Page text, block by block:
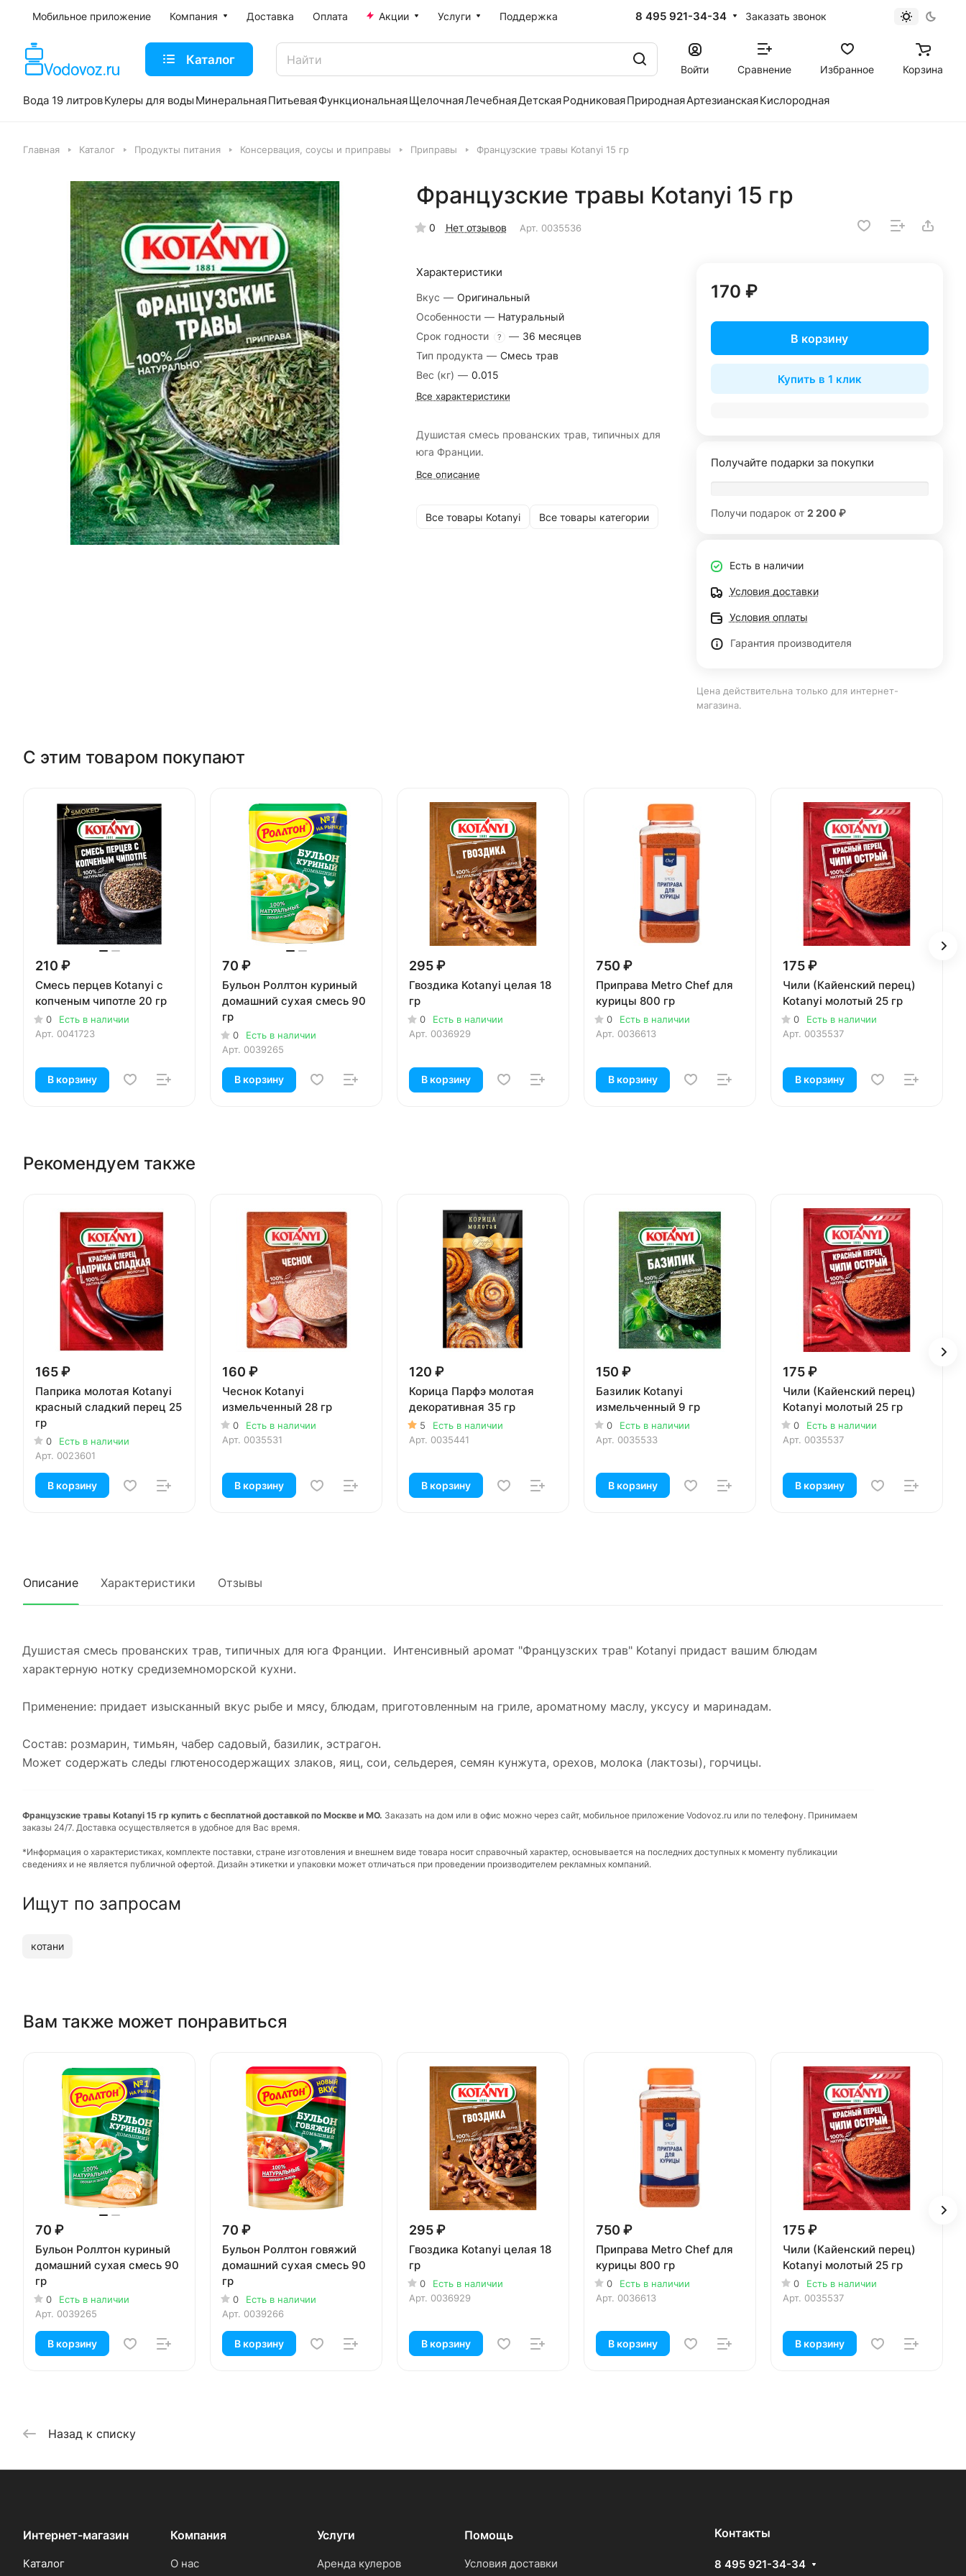
Мобильное приложение Компания Доставка Оплата Акции Услуги Поддержка 8 495 921-34-34 Заказать звонок
Каталог
Войти Сравнение Избранное Корзина
Вода 19 литровКулеры для воды МинеральнаяПитьеваяФункциональнаяЩелочнаяЛечебнаяДетскаяРодниковаяПрироднаяАртезианскаяКислородная
Главная Каталог Продукты питания Консервация, соусы и приправы Приправы Французские травы Kotanyi 15 гр
Французские травы Kotanyi 15 гр
0 Нет отзывов Арт. 0035536
Характеристики
Вкус — Оригинальный
Особенности — Натуральный
Срок годности
? — 36 месяцев
Тип продукта — Смесь трав
Вес (кг) — 0.015
Все характеристики
Душистая смесь прованских трав, типичных для
юга Франции.
Все описание
Все товары Kotanyi Все товары категории
170 ₽
В корзину
Купить в 1 клик
Получайте подарки за покупки
Получи подарок от 2 200 ₽
Есть в наличии
Условия доставки
Условия оплаты
Гарантия производителя
Цена действительна только для интернет-
магазина.
С этим товаром покупают
210 ₽
Смесь перцев Kotanyi с
копченым чипотле 20 гр
0
Есть в наличии
Арт. 0041723
В корзину
70 ₽
Бульон Роллтон куриный
домашний сухая смесь 90
гр
0
Есть в наличии
Арт. 0039265
В корзину
295 ₽
Гвоздика Kotanyi целая 18
гр
0
Есть в наличии
Арт. 0036929
В корзину
750 ₽
Приправа Metro Chef для
курицы 800 гр
0
Есть в наличии
Арт. 0036613
В корзину
175 ₽
Чили (Кайенский перец)
Kotanyi молотый 25 гр
0
Есть в наличии
Арт. 0035537
В корзину
Рекомендуем также
165 ₽
Паприка молотая Kotanyi
красный сладкий перец 25
гр
0
Есть в наличии
Арт. 0023601
В корзину
160 ₽
Чеснок Kotanyi
измельченный 28 гр
0
Есть в наличии
Арт. 0035531
В корзину
120 ₽
Корица Парфэ молотая
декоративная 35 гр
5
Есть в наличии
Арт. 0035441
В корзину
150 ₽
Базилик Kotanyi
измельченный 9 гр
0
Есть в наличии
Арт. 0035533
В корзину
175 ₽
Чили (Кайенский перец)
Kotanyi молотый 25 гр
0
Есть в наличии
Арт. 0035537
В корзину
Описание Характеристики Отзывы
Душистая смесь прованских трав, типичных для юга Франции. Интенсивный аромат "Французских трав" Kotanyi придаст вашим блюдам
характерную нотку средиземноморской кухни.
Применение: придает изысканный вкус рыбе и мясу, блюдам, приготовленным на гриле, ароматному маслу, уксусу и маринадам.
Состав: розмарин, тимьян, чабер садовый, базилик, эстрагон.
Может содержать следы глютеносодержащих злаков, яиц, сои, сельдерея, семян кунжута, орехов, молока (лактозы), горчицы.
Французские травы Kotanyi 15 гр купить с бесплатной доставкой по Москве и МО. Заказать на дом или в офис можно через сайт, мобильное приложение Vodovoz.ru или по телефону. Принимаем
заказы 24/7. Доставка осуществляется в удобное для Вас время.
*Информация о характеристиках, комплекте поставки, стране изготовления и внешнем виде товара носит справочный характер, основывается на последних доступных к моменту публикации
сведениях и не является публичной офертой. Дизайн этикетки и упаковки может отличаться при проведении производителем рекламных компаний.
Ищут по запросам
котани
Вам также может понравиться
70 ₽
Бульон Роллтон куриный
домашний сухая смесь 90
гр
0
Есть в наличии
Арт. 0039265
В корзину
70 ₽
Бульон Роллтон говяжий
домашний сухая смесь 90
гр
0
Есть в наличии
Арт. 0039266
В корзину
295 ₽
Гвоздика Kotanyi целая 18
гр
0
Есть в наличии
Арт. 0036929
В корзину
750 ₽
Приправа Metro Chef для
курицы 800 гр
0
Есть в наличии
Арт. 0036613
В корзину
175 ₽
Чили (Кайенский перец)
Kotanyi молотый 25 гр
0
Есть в наличии
Арт. 0035537
В корзину
Назад к списку
Интернет-магазин
Каталог
Компания
О нас
Услуги
Аренда кулеров
Помощь
Условия доставки
Контакты
8 495 921-34-34